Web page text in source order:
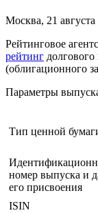
Москва, 21 августа
Рейтинговое
рейтинг
(облигационного
Параметры
Тип ценной
номер выпуска и
его присвоения
ISIN